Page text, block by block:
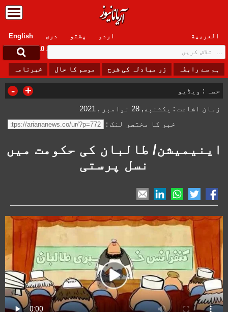
English دری پشتو العربیة
اردو
Monday, 10 August , 2026
ہم سے رابطہ زر مبادلہ کی شرح موسم کا حال خبرنامہ
حصہ : ویڈیو - +
زمان اشاعت : یکشنبه, 28 نوامبر , 2021
خبر کا مختصر لنک :
اینیمیشن/ طالبان کی حکومت میں
نسل پرستی